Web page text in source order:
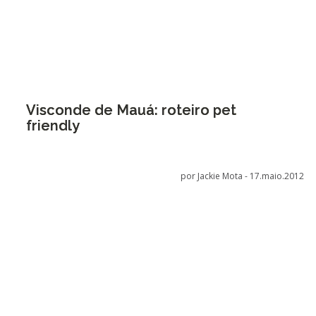
Visconde de Mauá: roteiro pet
friendly
por Jackie Mota - 17.maio.2012